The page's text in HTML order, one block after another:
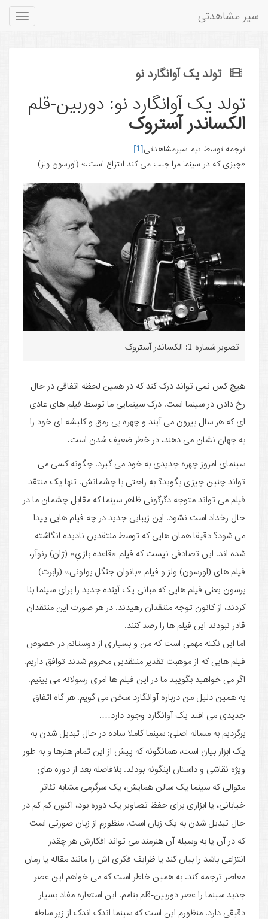
سیر مشاهدتی
تولد یک آوانگارد نو
تولد یک آوانگارد نو: دوربین-قلم
الکساندر آستروک
ترجمه توسط تیم سیرمشاهدتی[1]
«چیزی که در سینما مرا جلب می کند انتزاع است.» (اورسون ولز)
تصویر شماره 1: الکساندر آستروک
هیچ کس نمی تواند درک کند که در همین لحظه اتفاقی در حال
رخ دادن در سینما است. درک سینمایی ما توسط فیلم های عادی
ای که هر سال بیرون می آیند و چهره بی رمق و کلیشه ای خود را
به جهان نشان می دهند، در خطر ضعیف شدن است.
سینمای امروز چهره جدیدی به خود می گیرد. چگونه کسی می
تواند چنین چیزی بگوید؟ به راحتی با چشمانش. تنها یک منتقد
فیلم می تواند متوجه دگرگونی ظاهر سینما که مقابل چشمان ما در
حال رخداد است نشود. این زیبایی جدید در چه فیلم هایی پیدا
می شود؟ دقیقا همان هایی که توسط منتقدین نادیده انگاشته
شده اند. این تصادفی نیست که فیلم «قاعده بازیِ» (ژان) رنوآر،
فیلم های (اورسون) ولز و فیلم «بانوان جنگل بولونی» (رابرت)
برسون یعنی فیلم هایی که مبانی یک آینده جدید را برای سینما بنا
کردند، از کانون توجه منتقدان رهیدند. در هر صورت این منتقدان
قادر نبودند این فیلم ها را رصد کنند.
اما این نکته مهمی است که من و بسیاری از دوستانم در خصوص
فیلم هایی که از موهبت تقدیر منتقدین محروم شدند توافق داریم.
اگر می خواهید بگویید ما در این فیلم ها امری رسولانه می بینیم.
به همین دلیل من درباره آوانگارد سخن می گویم. هر گاه اتفاق
جدیدی می افتد یک آوانگارد وجود دارد….
برگردیم به مساله اصلی: سینما کاملا ساده در حال تبدیل شدن به
یک ابزار بیان است، همانگونه که پیش از این تمام هنرها و به طور
ویژه نقاشی و داستان اینگونه بودند. بلافاصله بعد از دوره های
متوالی که سینما یک سالن همایش، یک سرگرمی مشابه تئاتر
خیابانی، یا ابزاری برای حفظ تصاویر یک دوره بود، اکنون کم کم در
حال تبدیل شدن به یک زبان است. منظورم از زبان صورتی است
که در آن یا به وسیله آن هنرمند می تواند افکارش هر چقدر
انتزاعی باشد را بیان کند یا ظرایف فکری اش را مانند مقاله یا رمان
معاصر ترجمه کند. به همین خاطر است که می خواهم این عصر
جدید سینما را عصر دوربین-قلم بنامم. این استعاره مفاد بسیار
دقیقی دارد. منظورم این است که سینما اندک اندک از زیر سلطه